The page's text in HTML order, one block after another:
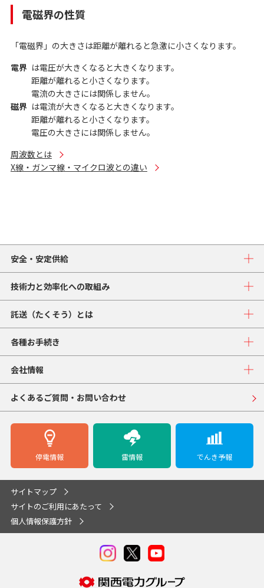
電磁界の性質
「電磁界」の大きさは距離が離れると急激に小さくなります。
電界 は電圧が大きくなると大きくなります。
距離が離れると小さくなります。
電流の大きさには関係しません。
磁界 は電流が大きくなると大きくなります。
距離が離れると小さくなります。
電圧の大きさには関係しません。
周波数とは
X線・ガンマ線・マイクロ波との違い
安全・安定供給
技術力と効率化への取組み
託送（たくそう）とは
各種お手続き
会社情報
よくあるご質問・お問い合わせ
停電情報 雷情報 でんき予報
サイトマップ
サイトのご利用にあたって
個人情報保護方針